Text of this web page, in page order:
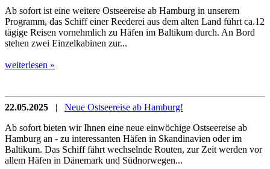
Ab sofort ist eine weitere Ostseereise ab Hamburg in unserem
Programm, das Schiff einer Reederei aus dem alten Land führt ca.12
tägige Reisen vornehmlich zu Häfen im Baltikum durch. An Bord
stehen zwei Einzelkabinen zur...
weiterlesen »
22.05.2025 | Neue Ostseereise ab Hamburg!
Ab sofort bieten wir Ihnen eine neue einwöchige Ostseereise ab
Hamburg an - zu interessanten Häfen in Skandinavien oder im
Baltikum. Das Schiff fährt wechselnde Routen, zur Zeit werden vor
allem Häfen in Dänemark und Südnorwegen...